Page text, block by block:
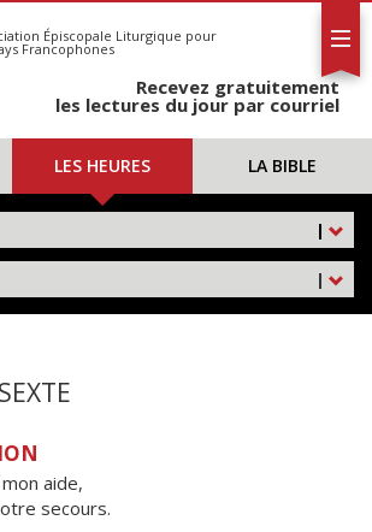
Épiscopale Liturgique pour
Francophones
Recevez gratuitement
les lectures du jour par courriel
LES HEURES LA BIBLE
|
|
aide,
secours.